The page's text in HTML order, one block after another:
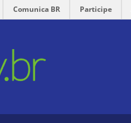
Comunica BR Participe